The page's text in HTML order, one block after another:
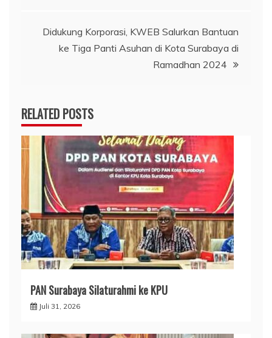
Didukung Korporasi, KWEB Salurkan Bantuan
ke Tiga Panti Asuhan di Kota Surabaya di
Ramadhan 2024
RELATED POSTS
PAN Surabaya Silaturahmi ke KPU
Juli 31, 2026